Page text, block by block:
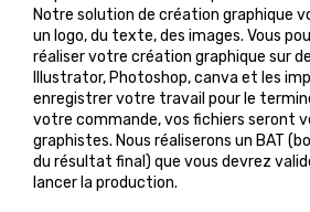
Notre solution de création graphique
un logo, du texte, des images. Vous
réaliser votre création graphique sur
Illustrator, Photoshop, canva et les
enregistrer votre travail pour le
votre commande, vos fichiers seront
graphistes. Nous réaliserons un BAT
du résultat final) que vous devrez
lancer la production.